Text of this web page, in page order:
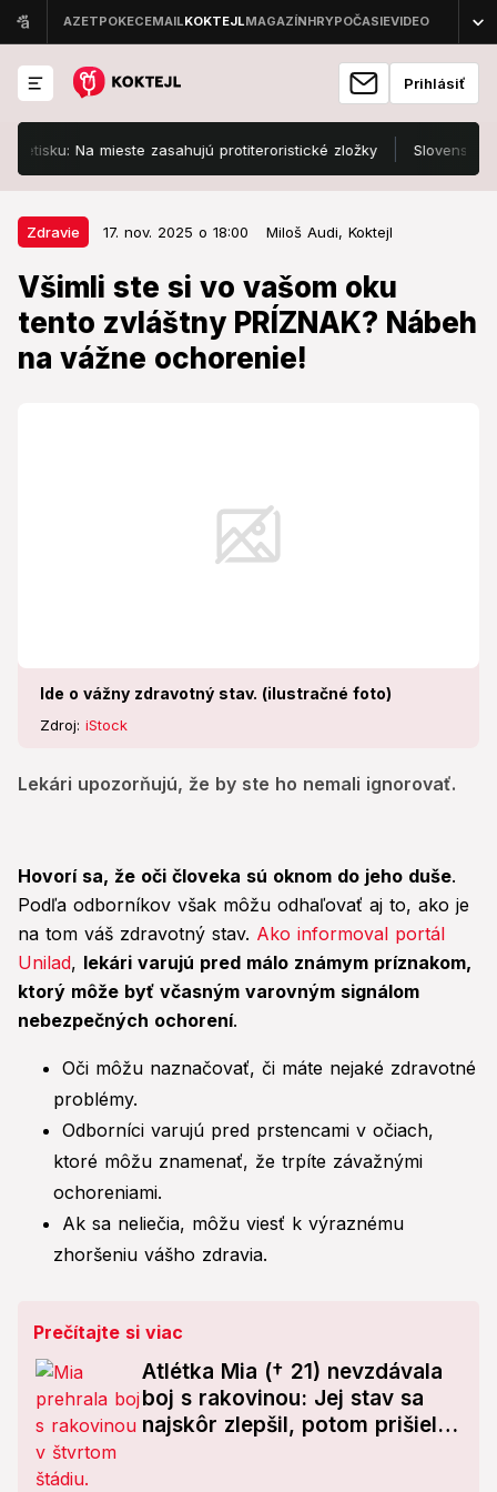
Prihlásiť
Na mieste zasahujú protiteroristické zložky Slovenskí policajti
Zdravie 17. nov. 2025 o 18:00 Miloš Audi, Koktejl
Všimli ste si vo vašom oku
tento zvláštny PRÍZNAK? Nábeh
na vážne ochorenie!
Ide o vážny zdravotný stav. (ilustračné foto)
Zdroj: iStock
Lekári upozorňujú, že by ste ho nemali ignorovať.
Zdravie 17. nov. 2025 o 18:00
Všimli ste si vo vašom oku tento
zvláštny PRÍZNAK? Nábeh na
vážne ochorenie!
Hovorí sa, že oči človeka sú oknom do jeho duše.
Podľa odborníkov však môžu odhaľovať aj to, ako je
na tom váš zdravotný stav. Ako informoval portál
Unilad, lekári varujú pred málo známym príznakom,
ktorý môže byť včasným varovným signálom
nebezpečných ochorení.
Oči môžu naznačovať, či máte nejaké zdravotné
problémy.
Odborníci varujú pred prstencami v očiach,
ktoré môžu znamenať, že trpíte závažnými
ochoreniami.
Ak sa neliečia, môžu viesť k výraznému
zhoršeniu vášho zdravia.
Prečítajte si viac
Atlétka Mia († 21) nevzdávala
boj s rakovinou: Jej stav sa
najskôr zlepšil, potom prišiel